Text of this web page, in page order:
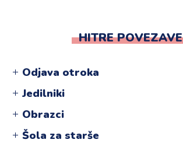
HITRE POVEZAVE
Odjava otroka
Jedilniki
Obrazci
Šola za starše